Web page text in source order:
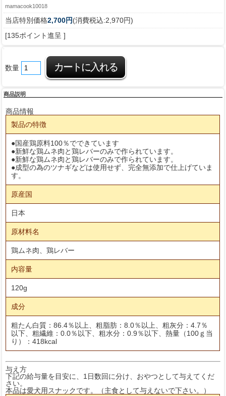
mamacook10018
当店特別価格2,700円(消費税込:2,970円)
[135ポイント進呈 ]
数量
商品説明
商品情報
製品の特徴
●国産鶏原料100％でできています
●新鮮な鶏ムネ肉と鶏レバーのみで作られています。
●新鮮な鶏ムネ肉と鶏レバーのみで作られています。
●成型の為のツナギなどは使用せず、完全無添加で仕上げていま
す。
原産国
日本
原材料名
鶏ムネ肉、鶏レバー
内容量
120g
成分
粗たん白質：86.4％以上、粗脂肪：8.0％以上、粗灰分：4.7％
以下、粗繊維：0.0％以下、粗水分：0.9％以下、熱量（100ｇ当
り）：418kcal
与え方
下記の給与量を目安に、1日数回に分け、おやつとして与えてくだ
さい。
本品は愛犬用スナックです。（主食として与えないで下さい。）